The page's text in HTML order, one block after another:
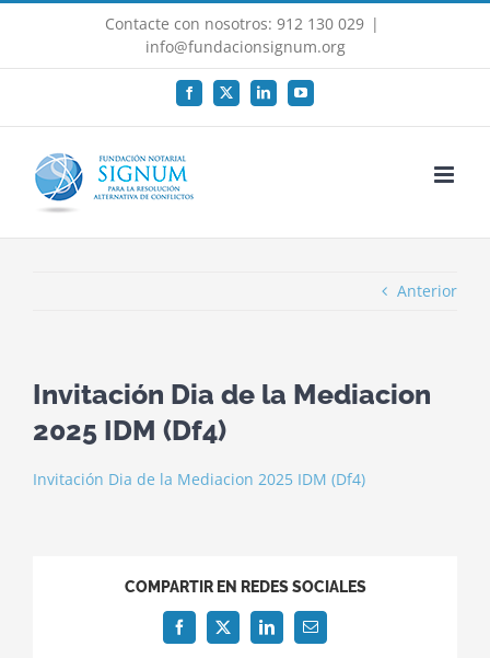
Saltar
Contacte con nosotros: 912 130 029 |
info@fundacionsignum.org
Facebook
X LinkedInYouTube
Anterior
Invitación Dia de la Mediacion
2025 IDM (Df4)
Invitación Dia de la Mediacion 2025 IDM (Df4)
COMPARTIR EN REDES SOCIALES
Facebook
X LinkedInCorreo
electrónico